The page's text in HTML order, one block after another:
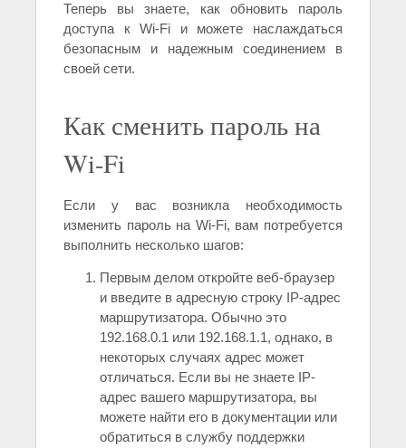
Теперь вы знаете, как обновить пароль
доступа к Wi-Fi и можете наслаждаться
безопасным и надежным соединением в
своей сети.
Как сменить пароль на
Wi-Fi
Если у вас возникла необходимость
изменить пароль на Wi-Fi, вам потребуется
выполнить несколько шагов:
Первым делом откройте веб-браузер
и введите в адресную строку IP-адрес
маршрутизатора. Обычно это
192.168.0.1 или 192.168.1.1, однако, в
некоторых случаях адрес может
отличаться. Если вы не знаете IP-
адрес вашего маршрутизатора, вы
можете найти его в документации или
обратиться в службу поддержки